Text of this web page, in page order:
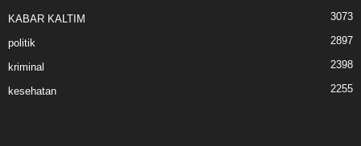
KABAR KALTIM 3073
politik 2897
kriminal 2398
kesehatan 2255